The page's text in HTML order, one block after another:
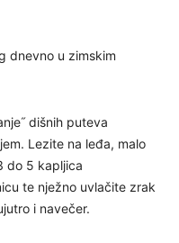
dnevno u zimskim
dišnih puteva
Lezite na leđa, malo
do 5 kapljica
te nježno uvlačite zrak
i navečer.